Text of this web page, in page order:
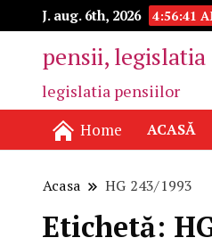
J. aug. 6th, 2026 4:56:41
pensii,
legislatia pensiilor
Home ACASĂ
Acasa HG 243/1993
Etichetă: